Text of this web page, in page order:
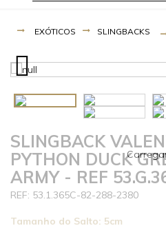
EXÓTICOS SLINGBACKS
SLINGBACK
PYTHON DUCK
ARMY - REF
53.1.365C-82-288-2380
Tamanho do Salto: 5cm